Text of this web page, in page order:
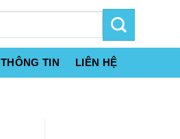
THÔNG TIN LIÊN HỆ